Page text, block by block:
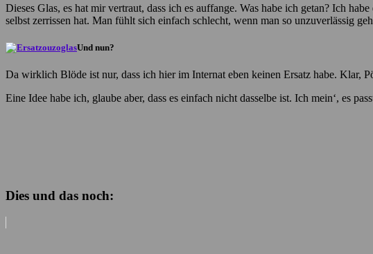
Dieses Glas, es hat mir vertraut, dass ich es auffange. Was habe ich getan? Ich
selbst zerrissen hat. Man fühlt sich einfach schlecht, wenn man so unzuverlässig
Und nun?
Da wirklich Blöde ist nur, dass ich hier im Internat eben keinen Ersatz habe. Klar,
Eine Idee habe ich, glaube aber, dass es einfach nicht dasselbe ist. Ich mein‘, es
Dies und das noch: